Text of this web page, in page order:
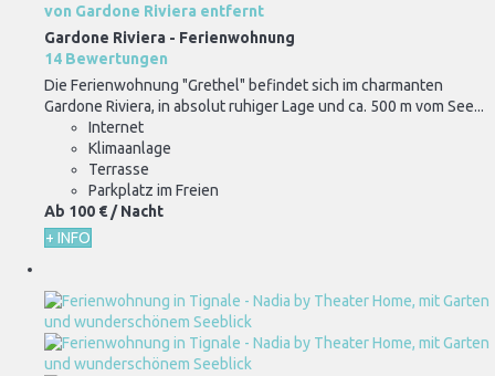
von Gardone Riviera entfernt
Gardone Riviera - Ferienwohnung
14 Bewertungen
Die Ferienwohnung "Grethel" befindet sich im charmanten
Gardone Riviera, in absolut ruhiger Lage und ca. 500 m vom See...
Internet
Klimaanlage
Terrasse
Parkplatz im Freien
Ab 100 € / Nacht
+ INFO